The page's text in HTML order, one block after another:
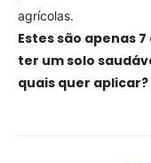
agrícolas.
Estes são apenas
ter um solo
quais quer aplicar?